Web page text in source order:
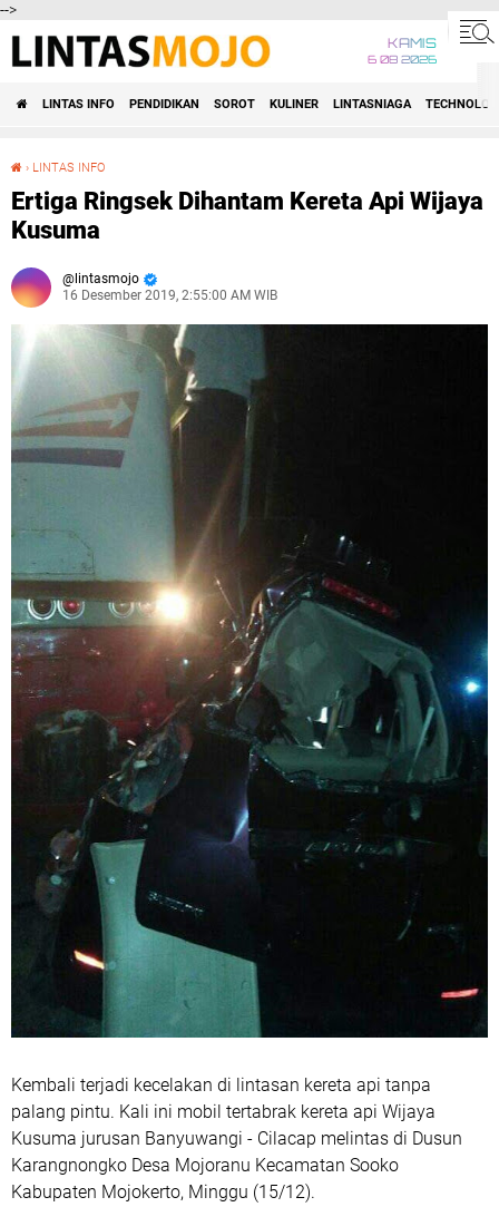
-->
KAMIS
6 08 2026
LINTAS INFO PENDIDIKAN SOROT KULINER LINTASNIAGA
› LINTAS INFO
Ertiga Ringsek Dihantam Kereta Api Wijaya
Kusuma
lintasmojo
16 Desember 2019, 2:55:00 AM WIB
Kembali terjadi kecelakan di lintasan kereta api tanpa
palang pintu. Kali ini mobil tertabrak kereta api Wijaya
Kusuma jurusan Banyuwangi - Cilacap melintas di Dusun
Karangnongko Desa Mojoranu Kecamatan Sooko
Kabupaten Mojokerto, Minggu (15/12).